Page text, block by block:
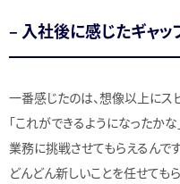
– 入社後に感じたギャッ
一番感じたのは、想像以上にス
「これができるようになったか
業務に挑戦させてもらえるんです
どんどん新しいことを任せても